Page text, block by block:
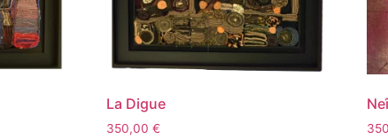
La Digue
350,00 €